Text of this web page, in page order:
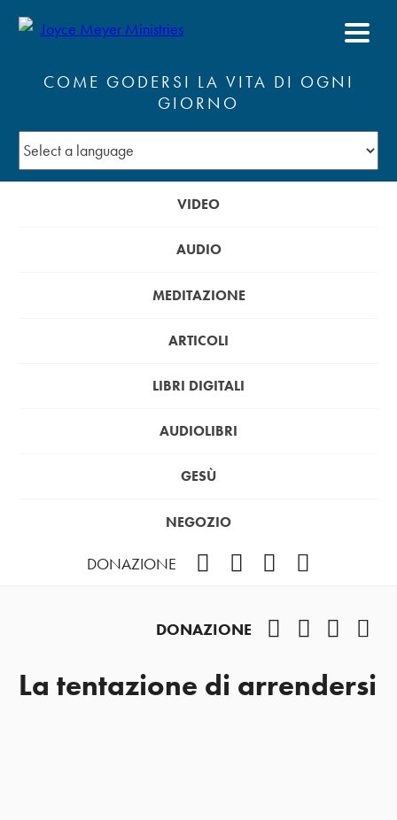
COME GODERSI LA VITA DI OGNI
GIORNO
VIDEO
AUDIO
MEDITAZIONE
ARTICOLI
LIBRI DIGITALI
AUDIOLIBRI
GESÙ
NEGOZIO
DONAZIONE
DONAZIONE
La tentazione di arrendersi